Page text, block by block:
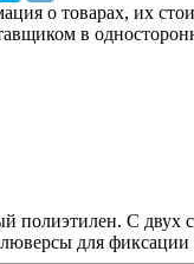
о товарах, их
в
полиэтилен. С двух
для фиксации